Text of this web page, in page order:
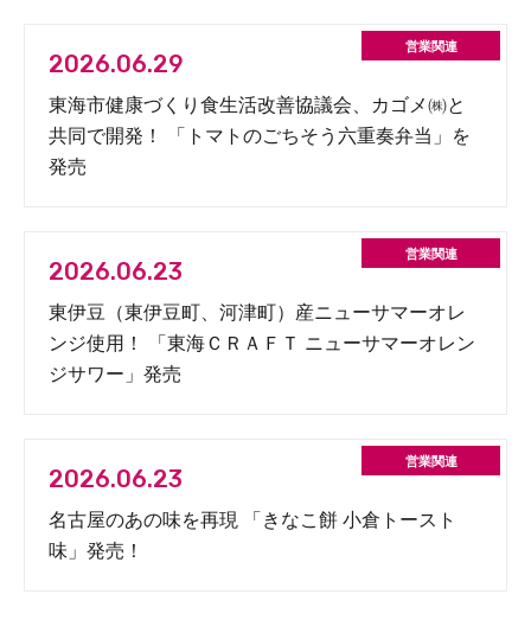
2026.06.29
東海市健康づくり食生活改善協議会、カゴメ㈱と
共同で開発！ 「トマトのごちそう六重奏弁当」を
発売
2026.06.23
東伊豆（東伊豆町、河津町）産ニューサマーオレ
ンジ使用！ 「東海ＣＲＡＦＴ ニューサマーオレン
ジサワー」発売
2026.06.23
名古屋のあの味を再現 「きなこ餅 小倉トースト
味」発売！